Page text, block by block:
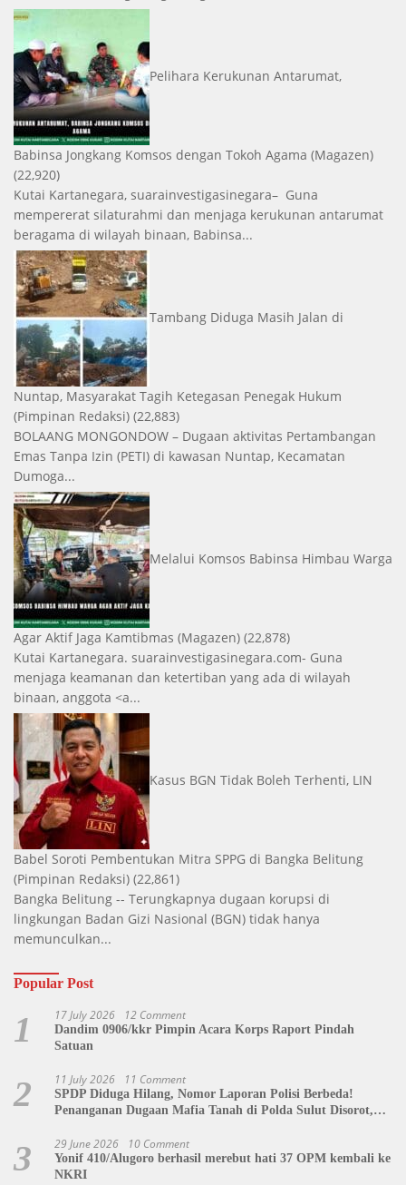
Pelihara Kerukunan Antarumat,
Babinsa Jongkang Komsos dengan Tokoh Agama (Magazen)
(22,920)
Kutai Kartanegara, suarainvestigasinegara– Guna
mempererat silaturahmi dan menjaga kerukunan antarumat
beragama di wilayah binaan, Babinsa...
Tambang Diduga Masih Jalan di
Nuntap, Masyarakat Tagih Ketegasan Penegak Hukum
(Pimpinan Redaksi) (22,883)
BOLAANG MONGONDOW – Dugaan aktivitas Pertambangan
Emas Tanpa Izin (PETI) di kawasan Nuntap, Kecamatan
Dumoga...
Melalui Komsos Babinsa Himbau Warga
Agar Aktif Jaga Kamtibmas (Magazen) (22,878)
Kutai Kartanegara. suarainvestigasinegara.com- Guna
menjaga keamanan dan ketertiban yang ada di wilayah
binaan, anggota <a...
Kasus BGN Tidak Boleh Terhenti, LIN
Babel Soroti Pembentukan Mitra SPPG di Bangka Belitung
(Pimpinan Redaksi) (22,861)
Bangka Belitung -- Terungkapnya dugaan korupsi di
lingkungan Badan Gizi Nasional (BGN) tidak hanya
memunculkan...
Popular Post
1 17 July 2026 12 Comment
Dandim 0906/kkr Pimpin Acara Korps Raport Pindah
Satuan
2 11 July 2026 11 Comment
SPDP Diduga Hilang, Nomor Laporan Polisi Berbeda!
Penanganan Dugaan Mafia Tanah di Polda Sulut Disorot,
3 29 June 2026 10 Comment
Yonif 410/Alugoro berhasil merebut hati 37 OPM kembali ke
NKRI